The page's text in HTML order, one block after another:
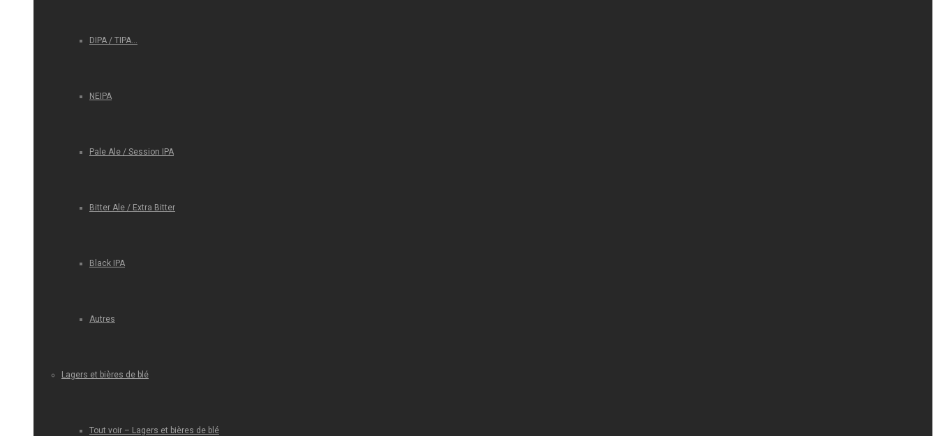
DIPA / TIPA…
NEIPA
Pale Ale / Session IPA
Bitter Ale / Extra Bitter
Black IPA
Autres
Lagers et bières de blé
Tout voir – Lagers et bières de blé